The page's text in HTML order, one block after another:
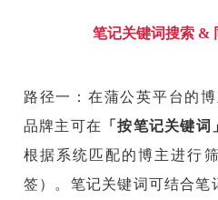
笔记关键词搜索 &
路径一：在蒲公英平台的
品牌主可在
「按笔记关键词
根据系统匹配的博主进行
签）。笔记关键词可结合笔